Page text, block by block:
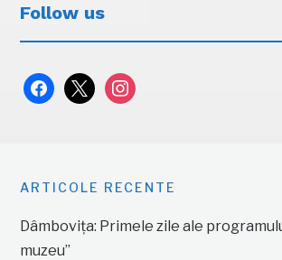
Follow us
facebook
x instagram
ARTICOLE RECENTE
Dâmbovița: Primele zile ale
muzeu”